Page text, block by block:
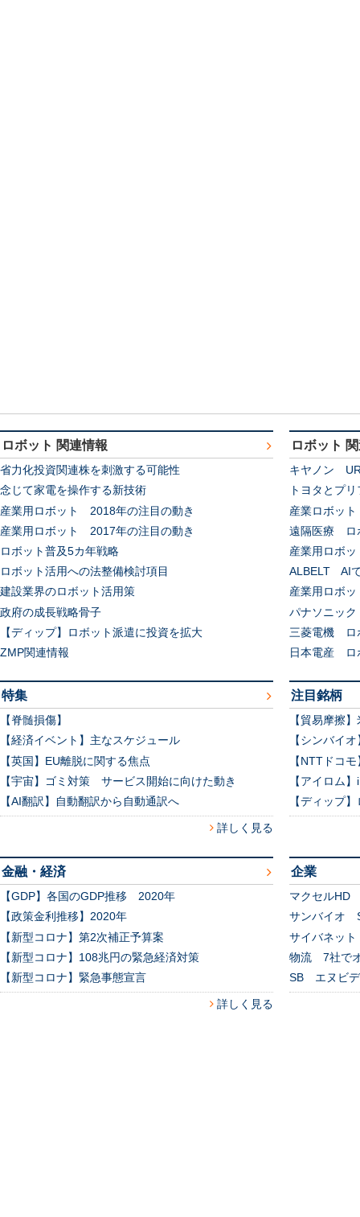
ロボット 関連情報
省力化投資関連株を刺激する可能性
念じて家電を操作する新技術
産業用ロボット 2018年の注目の動き
産業用ロボット 2017年の注目の動き
ロボット普及5カ年戦略
ロボット活用への法整備検討項目
建設業界のロボット活用策
政府の成長戦略骨子
【ディップ】ロボット派遣に投資を拡大
ZMP関連情報
ロボット
キヤノン
トヨタとプ
産業ロボッ
遠隔医療 ロ
産業用ロボ
ALBELT AI
産業用ロボ
パナソニッ
三菱電機 ロ
日本電産 ロ
特集
【脊髄損傷】
【経済イベント】主なスケジュール
【英国】EU離脱に関する焦点
【宇宙】ゴミ対策 サービス開始に向けた動き
【AI翻訳】自動翻訳から自動通訳へ
詳しく見る
注目銘柄
【貿易摩擦
【シンバイ
【NTTドコ
【アイロム
【ディップ
金融・経済
【GDP】各国のGDP推移 2020年
【政策金利推移】2020年
【新型コロナ】第2次補正予算案
【新型コロナ】108兆円の緊急経済対策
【新型コロナ】緊急事態宣言
詳しく見る
企業
マクセルHD
サンバイオ
サイバネッ
物流 7社で
SB エヌビデ